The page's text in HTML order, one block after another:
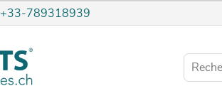
+33-789318939